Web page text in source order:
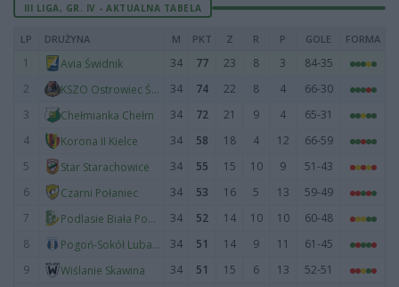
III LIGA, GR. IV - AKTUALNA TABELA
LP DRUŻYNA M PKT Z R P GOLE FORMA
1 Avia Świdnik 34 77 23 8 3
84-35
2
KSZO Ostrowiec Świętokrzyski 34 74 22 8 4
66-30
3
Chełmianka Chełm 34 72 21 9 4
65-31
4
Korona II Kielce 34 58 18 4 12
66-59
5
Star Starachowice 34 55 15 10 9
51-43
6
Czarni Połaniec 34 53 16 5 13
59-49
7
Podlasie Biała Podlaska 34 52 14 10 10
60-48
8
Pogoń-Sokół Lubaczów 34 51 14 9 11
61-45
9
Wiślanie Skawina 34 51 15 6 13
52-51